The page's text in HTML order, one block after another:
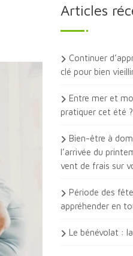
Articles
Continuer
clé pour bien
Entre mer et
pratiquer cet été ?
Bien-être à
l’arrivée du
vent de frais sur
Période des
appréhender en
Le bénévolat :